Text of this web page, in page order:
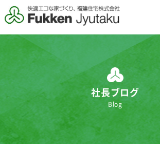
社長ブログ
Blog